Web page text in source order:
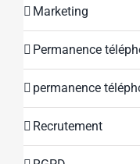
Marketing
Permanence
permanence
Recrutement